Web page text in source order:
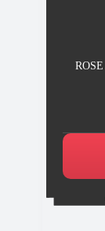
مام صابونی سکرت SECRET بدون آلومینیوم مدل ROSE